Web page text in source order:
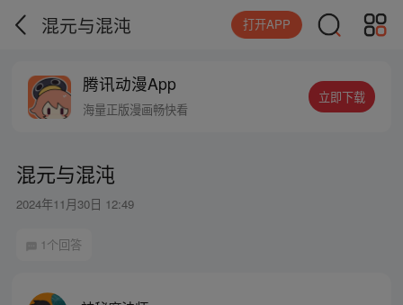
混元与混沌 打开APP
腾讯动漫App
海量正版漫画畅快看
立即下载
混元与混沌
2024年11月30日 12:49
1个回答